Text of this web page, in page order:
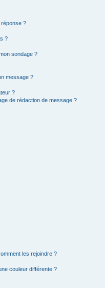
?
?
sondage ?
message ?
?
de rédaction de message ?
les rejoindre ?
couleur différente ?